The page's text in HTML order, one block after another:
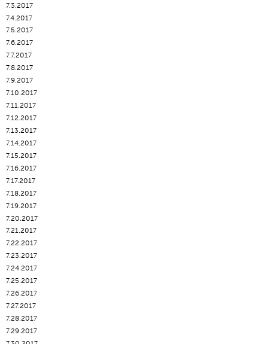
7.3.2017
7.4.2017
7.5.2017
7.6.2017
7.7.2017
7.8.2017
7.9.2017
7.10.2017
7.11.2017
7.12.2017
7.13.2017
7.14.2017
7.15.2017
7.16.2017
7.17.2017
7.18.2017
7.19.2017
7.20.2017
7.21.2017
7.22.2017
7.23.2017
7.24.2017
7.25.2017
7.26.2017
7.27.2017
7.28.2017
7.29.2017